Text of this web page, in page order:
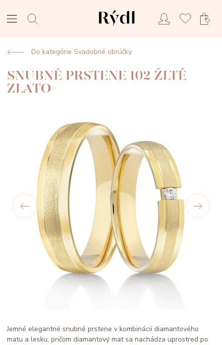
Do kategórie Svadobné obrúčky
SNUBNÉ PRSTENE 102 ŽLTÉ
ZLATO
Jemné elegantné snubné prstene v kombinácii diamantového
matu a lesku, pričom diamantový mat sa nachádza uprostred po